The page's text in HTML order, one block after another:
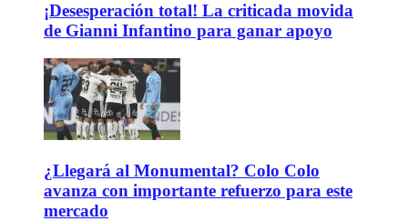
¡Desesperación total! La criticada movida
de Gianni Infantino para ganar apoyo
¿Llegará al Monumental? Colo Colo
avanza con importante refuerzo para este
mercado